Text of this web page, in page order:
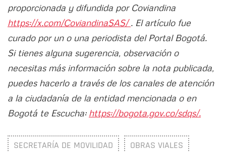
proporcionada y difundida por Coviandina
https://x.com/CoviandinaSAS/. El artículo fue
curado por un o una periodista del Portal Bogotá.
Si tienes alguna sugerencia, observación o
necesitas más información sobre la nota publicada,
puedes hacerlo a través de los canales de atención
a la ciudadanía de la entidad mencionada o en
Bogotá te Escucha: https://bogota.gov.co/sdqs/.
SECRETARÍA DE MOVILIDAD OBRAS VIALES